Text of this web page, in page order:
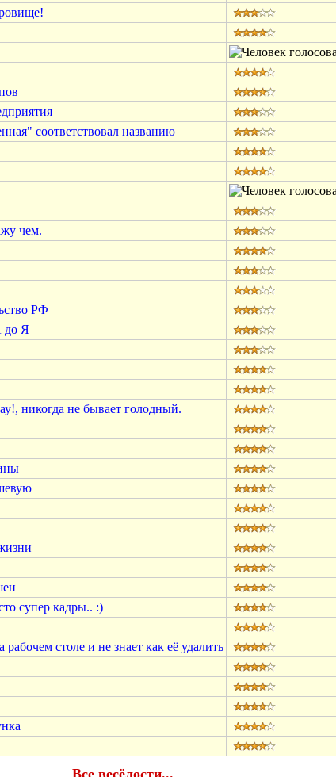
соответствовал названию
чем.
РФ
до Я
никогда не бывает голодный.
супер кадры.. :)
столе и не знает как её удалить
Все весёлости...